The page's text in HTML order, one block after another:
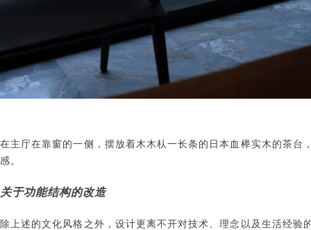
在主厅在靠窗的一侧，摆放着木木朲一长条的日本血榉实木的茶台
感。
关于功能结构的改造
除上述的文化风格之外，设计更离不开对技术、理念以及生活经验